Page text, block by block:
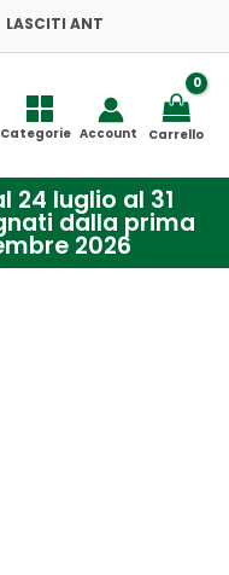
LASCITI ANT
Categorie Account Carrello
24 luglio al 31
dalla prima
2026